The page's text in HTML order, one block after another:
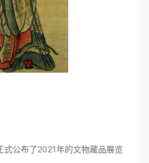
公布了2021年的文物藏品展览